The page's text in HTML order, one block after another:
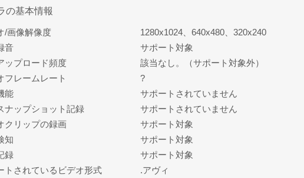
の基本情報
/画像解像度
1280x1024、640x480、320x240
音
サポート対象
ップロード頻度
該当なし。（サポート対象外）
フレームレート
?
能
サポートされていません
ナップショット記録
サポートされていません
クリップの録画
サポート対象
知
サポート対象
録
サポート対象
トされているビデオ形式
.アヴィ